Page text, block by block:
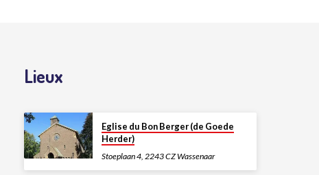
Lieux
Eglise du Bon Berger (de Goede
Herder)
Stoeplaan 4, 2243 CZ Wassenaar